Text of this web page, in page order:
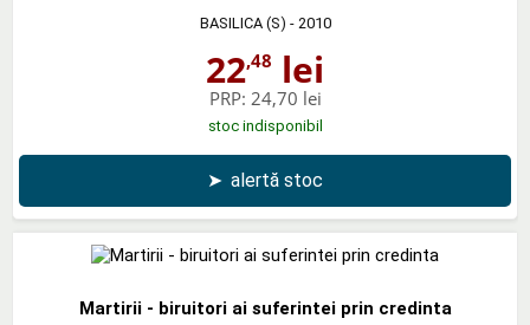
BASILICA (S) - 2010
22,48 lei
PRP: 24,70 lei
stoc indisponibil
➤ alertă stoc
Martirii - biruitori ai suferintei prin credinta